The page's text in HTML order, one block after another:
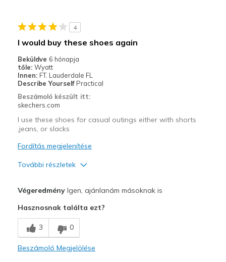
Feels true to size
View On Shoes
4
I would buy these shoes again
Beküldve 6 hónapja
tőle: Wyatt
Innen: FT. Lauderdale FL
Describe Yourself Practical
Beszámoló készült itt:
skechers.com
I use these shoes for casual outings either with shorts
,jeans, or slacks
Fordítás megjelenítése
További részletek
Breathe Well
Comfortable
VégeredményIgen, ajánlanám másoknak is
Hasznosnak találta ezt?
3 0
Beszámoló Megjelölése